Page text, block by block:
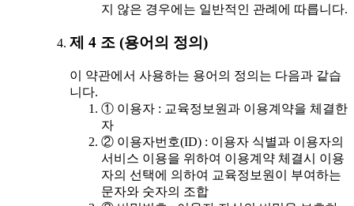
지 않은 경우에는 일반적인 관례에 따릅니다.
제 4 조 (용어의 정의)
이 약관에서 사용하는 용어의 정의는 다음과 같습
니다.
① 이용자 : 교육정보원과 이용계약을 체결한
자
② 이용자번호(ID) : 이용자 식별과 이용자의
서비스 이용을 위하여 이용계약 체결시 이용
자의 선택에 의하여 교육정보원이 부여하는
문자와 숫자의 조합